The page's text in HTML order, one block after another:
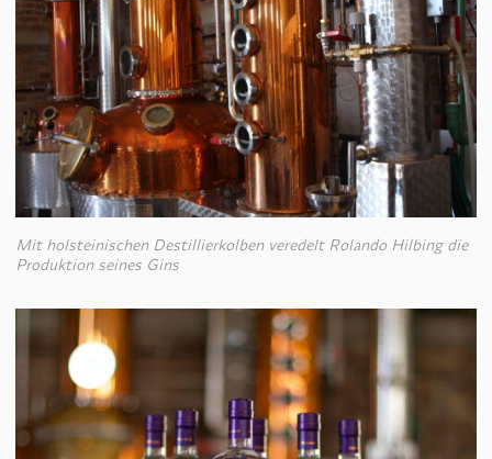
Mit holsteinischen Destillierkolben veredelt Rolando Hilbing die
Produktion seines Gins